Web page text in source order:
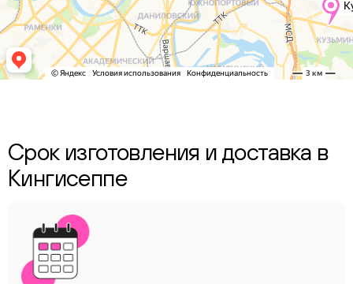
Срок изготовления и доставка в
Кингисеппе